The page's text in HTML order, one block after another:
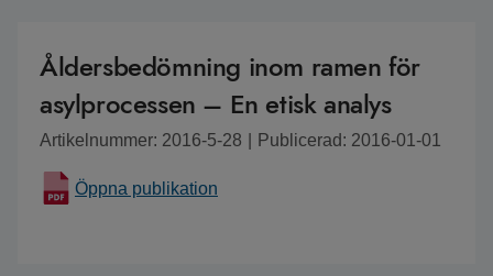
Åldersbedömning inom ramen för
asylprocessen – En etisk analys
Artikelnummer: 2016-5-28 Publicerad: 2016-01-01
Öppna publikation